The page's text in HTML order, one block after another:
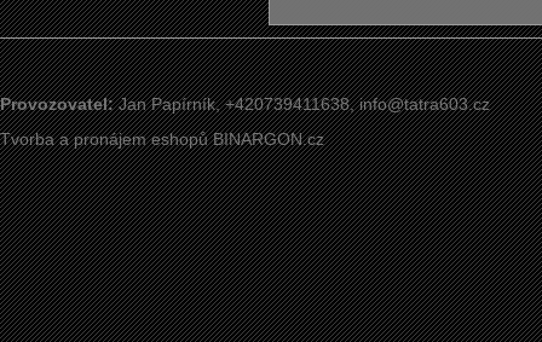
Provozovatel:Jan Papírník, +420739411638,info@tatra603.cz
Tvorba a pronájem eshopů BINARGON.cz